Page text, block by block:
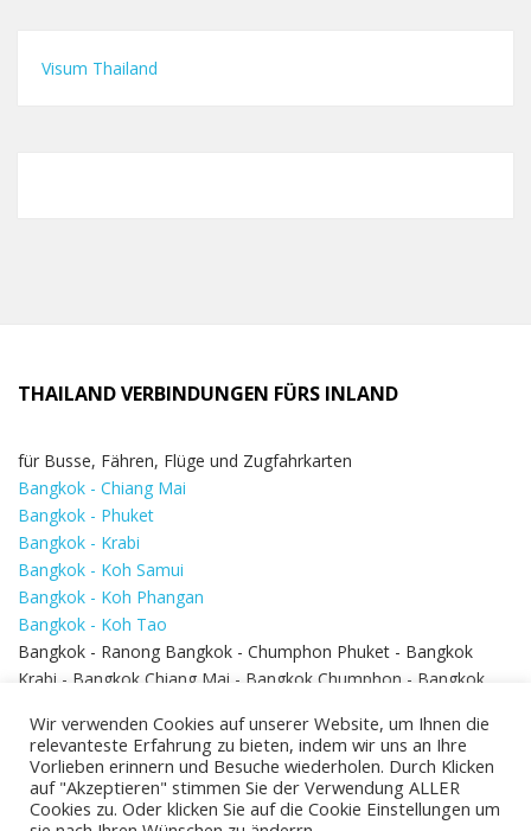
Visum Thailand
THAILAND VERBINDUNGEN FÜRS INLAND
für Busse, Fähren, Flüge und Zugfahrkarten
Bangkok - Chiang Mai
Bangkok - Phuket
Bangkok - Krabi
Bangkok - Koh Samui
Bangkok - Koh Phangan
Bangkok - Koh Tao
Bangkok - Ranong Bangkok - Chumphon Phuket - Bangkok
Krabi - Bangkok Chiang Mai - Bangkok Chumphon - Bangkok
Bangkok - Hua Hin
Wir verwenden Cookies auf unserer Website, um Ihnen die
relevanteste Erfahrung zu bieten, indem wir uns an Ihre
Vorlieben erinnern und Besuche wiederholen. Durch Klicken
auf "Akzeptieren" stimmen Sie der Verwendung ALLER
Cookies zu. Oder klicken Sie auf die Cookie Einstellungen um